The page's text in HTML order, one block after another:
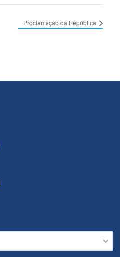
Proclamação da República